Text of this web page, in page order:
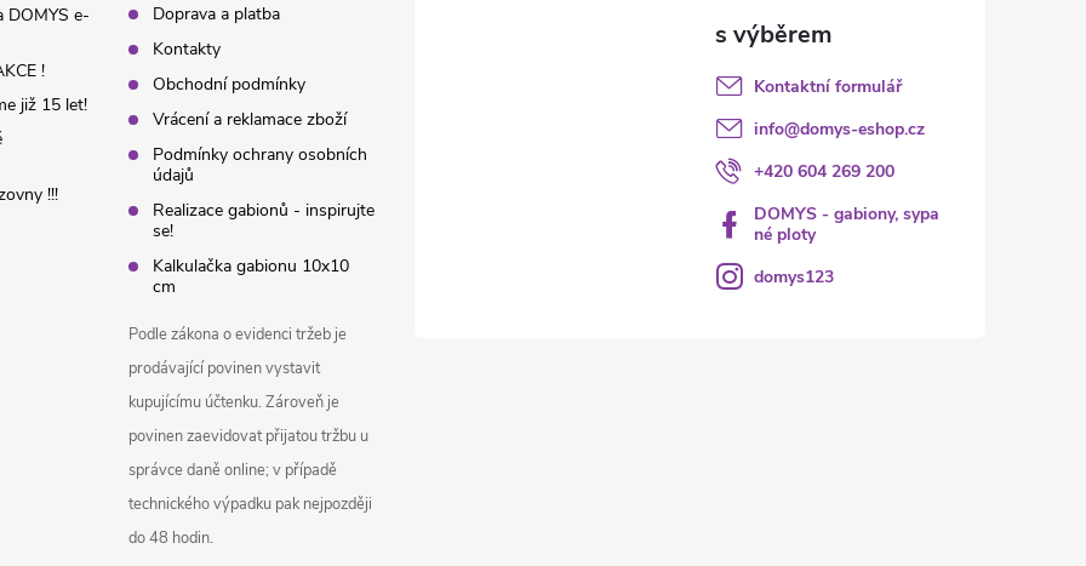
DOMYS e-
!
již 15 let!
!!!
Doprava a platba
Kontakty
Obchodní podmínky
Vrácení a reklamace zboží
Podmínky ochrany osobních
údajů
Realizace gabionů - inspirujte
se!
Kalkulačka gabionu 10x10
cm
Podle zákona o evidenci tržeb je
prodávající povinen vystavit
kupujícímu účtenku. Zároveň je
povinen zaevidovat přijatou tržbu u
správce daně online; v případě
technického výpadku pak nejpozději
do 48 hodin.
Kontaktní formulář
info@domys-eshop.cz
+420 604 269 200
DOMYS - gabiony, sypa
né ploty
domys123